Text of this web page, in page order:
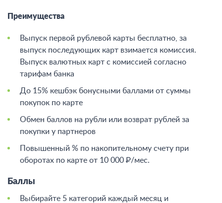
Преимущества
Выпуск первой рублевой карты бесплатно, за
выпуск последующих карт взимается комиссия.
Выпуск валютных карт с комиссией согласно
тарифам банка
До 15% кешбэк бонусными баллами от суммы
покупок по карте
Обмен баллов на рубли или возврат рублей за
покупки у партнеров
Повышенный % по накопительному счету при
оборотах по карте от 10 000 ₽/мес.
Баллы
Выбирайте 5 категорий каждый месяц и